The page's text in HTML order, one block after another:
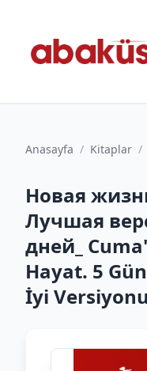
Anasayfa / Kitaplar /
Новая
Лучшая
дней_
Hayat. 5
İyi Versiyonu